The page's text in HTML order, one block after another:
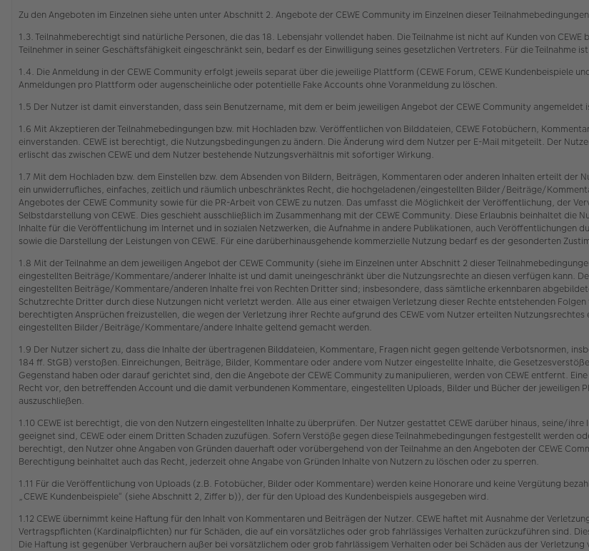
Zu den Angeboten im Einzelnen siehe unten unter Abschnitt 2. Angebote der CEWE Community im Einzelnen dieser
1.3. Teilnahmeberechtigt sind natürliche Personen, die das 18. Lebensjahr vollendet haben. Die Teilnahme ist nicht auf Kunden von
Teilnehmer in seiner Geschäftsfähigkeit eingeschränkt sein, bedarf es der Einwilligung seines gesetzlichen Vertreters. Für die Teilnahme
1.4. Die Anmeldung in der CEWE Community erfolgt jeweils separat über die jeweilige Plattform (CEWE Forum, CEWE Kundenbeispiele
Anmeldungen pro Plattform oder augenscheinliche oder potentielle Fake Accounts ohne Voranmeldung zu löschen.
1.5 Der Nutzer ist damit einverstanden, dass sein Benutzername, mit dem er beim jeweiligen Angebot der CEWE Community
1.6 Mit Akzeptieren der Teilnahmebedingungen bzw. mit Hochladen bzw. Veröffentlichen von Bilddateien, CEWE Fotobüchern,
einverstanden. CEWE ist berechtigt, die Nutzungsbedingungen zu ändern. Die Änderung wird dem Nutzer per E-Mail mitgeteilt. Der
erlischt das zwischen CEWE und dem Nutzer bestehende Nutzungsverhältnis mit sofortiger Wirkung.
1.7 Mit dem Hochladen bzw. dem Einstellen bzw. dem Absenden von Bildern, Beiträgen, Kommentaren oder anderen Inhalten erteilt der
ein unwiderrufliches, einfaches, zeitlich und räumlich unbeschränktes Recht, die hochgeladenen/eingestellten Bilder/Beiträge/
Angebotes der CEWE Community sowie für die PR-Arbeit von CEWE zu nutzen. Das umfasst die Möglichkeit der Veröffentlichung, der
Selbstdarstellung von CEWE. Dies geschieht ausschließlich im Zusammenhang mit der CEWE Community. Diese Erlaubnis beinhaltet
Inhalte für die Veröffentlichung im Internet und in sozialen Netzwerken, die Aufnahme in andere Publikationen, auch
sowie die Darstellung der Leistungen von CEWE. Für eine darüberhinausgehende kommerzielle Nutzung bedarf es der gesonderten
1.8 Mit der Teilnahme an dem jeweiligen Angebot der CEWE Community (siehe im Einzelnen unter Abschnitt 2 dieser
eingestellten Beiträge/Kommentare/anderer Inhalte ist und damit uneingeschränkt über die Nutzungsrechte an diesen verfügen kann.
eingestellten Beiträge/Kommentare/anderen Inhalte frei von Rechten Dritter sind; insbesondere, dass sämtliche erkennbaren
Schutzrechte Dritter durch diese Nutzungen nicht verletzt werden. Alle aus einer etwaigen Verletzung dieser Rechte entstehenden
berechtigten Ansprüchen freizustellen, die wegen der Verletzung ihrer Rechte aufgrund des CEWE vom Nutzer erteilten
eingestellten Bilder/Beiträge/Kommentare/andere Inhalte geltend gemacht werden.
1.9 Der Nutzer sichert zu, dass die Inhalte der übertragenen Bilddateien, Kommentare, Fragen nicht gegen geltende Verbotsnormen,
184 ff. StGB) verstoßen. Einreichungen, Beiträge, Bilder, Kommentare oder andere vom Nutzer eingestellte Inhalte, die
Gegenstand haben oder darauf gerichtet sind, den die Angebote der CEWE Community zu manipulieren, werden von CEWE entfernt.
Recht vor, den betreffenden Account und die damit verbundenen Kommentare, eingestellten Uploads, Bilder und Bücher der
auszuschließen.
1.10 CEWE ist berechtigt, die von den Nutzern eingestellten Inhalte zu überprüfen. Der Nutzer gestattet CEWE darüber hinaus, seine/
geeignet sind, CEWE oder einem Dritten Schaden zuzufügen. Sofern Verstöße gegen diese Teilnahmebedingungen festgestellt werden
berechtigt, den Nutzer ohne Angaben von Gründen dauerhaft oder vorübergehend von der Teilnahme an den Angeboten der CEWE
Berechtigung beinhaltet auch das Recht, jederzeit ohne Angabe von Gründen Inhalte von Nutzern zu löschen oder zu sperren.
1.11 Für die Veröffentlichung von Uploads (z.B. Fotobücher, Bilder oder Kommentare) werden keine Honorare und keine Vergütung
„CEWE Kundenbeispiele“ (siehe Abschnitt 2, Ziffer b)), der für den Upload des Kundenbeispiels ausgegeben wird.
1.12 CEWE übernimmt keine Haftung für den Inhalt von Kommentaren und Beiträgen der Nutzer. CEWE haftet mit Ausnahme der
Vertragspflichten (Kardinalpflichten) nur für Schäden, die auf ein vorsätzliches oder grob fahrlässiges Verhalten zurückzuführen sind.
Die Haftung ist gegenüber Verbrauchern außer bei vorsätzlichem oder grob fahrlässigem Verhalten oder bei Schäden aus der